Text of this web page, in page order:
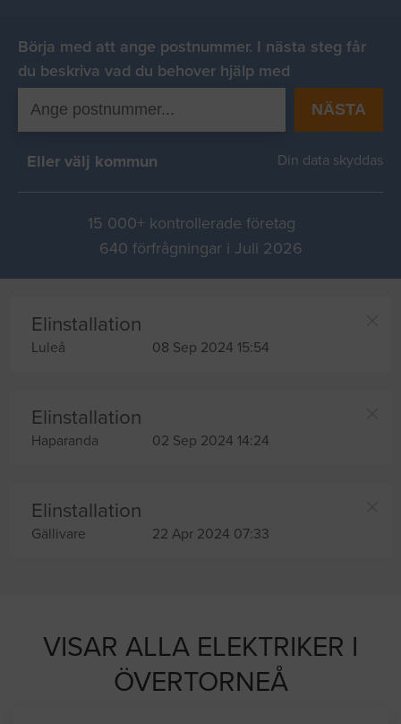
Börja med att ange postnummer. I nästa steg får
du beskriva vad du behover hjälp med
NÄSTA
Eller välj kommun Din data skyddas
15 000+ kontrollerade företag
640 förfrågningar i Juli 2026
Elinstallation
Luleå 08 Sep 2024 15:54
Elinstallation
Haparanda 02 Sep 2024 14:24
Elinstallation
Gällivare 22 Apr 2024 07:33
VISAR ALLA ELEKTRIKER I
ÖVERTORNEÅ